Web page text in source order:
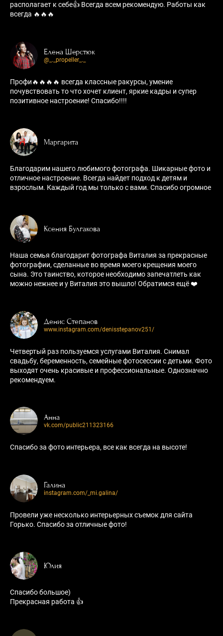
располагает к себе👍 Всегда всем рекомендую. Работы как
всегда 🔥🔥🔥
Елена Шерстюк
@_._propeller_._
Профи🔥🔥🔥🔥 всегда классные ракурсы, умение
почувствовать то что хочет клиент, яркие кадры и супер
позитивное настроение! Спасибо!!!!
Маргарита
Благодарим нашего любимого фотографа. Шикарные фото и
отличное настроение. Всегда найдет подход к детям и
взрослым. Каждый год мы только с вами. Спасибо огромное
Ксения Булгакова
Наша семья благодарит фотографа Виталия за прекрасные
фотографии, сделанные во время моего крещения моего
сына. Это таинство, которое необходимо запечатлеть как
можно нежнее и у Виталия это вышло! Обратимся ещё ❤️
Денис Степанов
www.instagram.com/denisstepanov251/
Четвертый раз пользуемся услугами Виталия. Снимал
свадьбу, беременность, семейные фотосессии с детьми. Фото
выходят очень красивые и профессиональные. Однозначно
рекомендуем.
Анна
vk.com/public211323166
Спасибо за фото интерьера, все как всегда на высоте!
Галина
instagram.com/_mi.galina/
Провели уже несколько интерьерных съемок для сайта
Горько. Спасибо за отличные фото!
Юлия
Спасибо большое)
Прекрасная работа 👍